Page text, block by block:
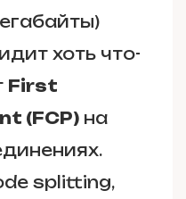
хоть что-
First
(FCP) на
splitting,